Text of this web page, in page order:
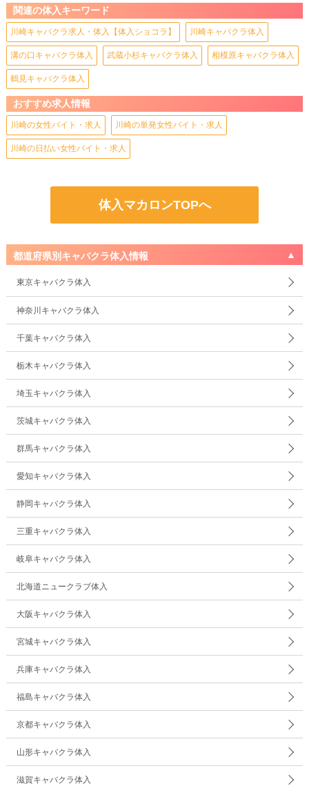
関連の体入キーワード
川崎キャバクラ求人・体入【体入ショコラ】 川崎キャバクラ体入
溝の口キャバクラ体入 武蔵小杉キャバクラ体入 相模原キャバクラ体入
鶴見キャバクラ体入
おすすめ求人情報
川崎の女性バイト・求人 川崎の単発女性バイト・求人
川崎の日払い女性バイト・求人
体入マカロンTOPへ
都道府県別キャバクラ体入情報
東京キャバクラ体入
神奈川キャバクラ体入
千葉キャバクラ体入
栃木キャバクラ体入
埼玉キャバクラ体入
茨城キャバクラ体入
群馬キャバクラ体入
愛知キャバクラ体入
静岡キャバクラ体入
三重キャバクラ体入
岐阜キャバクラ体入
北海道ニュークラブ体入
大阪キャバクラ体入
宮城キャバクラ体入
兵庫キャバクラ体入
福島キャバクラ体入
京都キャバクラ体入
山形キャバクラ体入
滋賀キャバクラ体入